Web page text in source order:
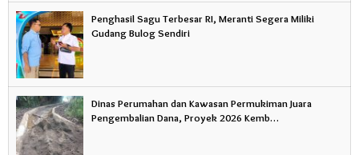
Penghasil Sagu Terbesar RI, Meranti Segera Miliki
Gudang Bulog Sendiri
Dinas Perumahan dan Kawasan Permukiman Juara
Pengembalian Dana, Proyek 2026 Kemb…